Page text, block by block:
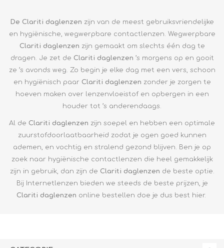
De Clariti daglenzen zijn van de meest gebruiksvriendelijke
en hygiënische, wegwerpbare contactlenzen. Wegwerpbare
Clariti daglenzen zijn gemaakt om slechts één dag te
dragen. Je zet de Clariti daglenzen ’s morgens op en gooit
ze ’s avonds weg. Zo begin je elke dag met een vers, schoon
en hygiënisch paar Clariti daglenzen zonder je zorgen te
hoeven maken over lenzenvloeistof en opbergen in een
houder tot ’s anderendaags.
Al de Clariti daglenzen zijn soepel en hebben een optimale
zuurstofdoorlaatbaarheid zodat je ogen goed kunnen
ademen, en vochtig en stralend gezond blijven. Ben je op
zoek naar hygiënische contactlenzen die heel gemakkelijk
zijn in gebruik, dan zijn de Clariti daglenzen de beste optie.
Bij Internetlenzen bieden we steeds de beste prijzen, je
Clariti daglenzen online bestellen doe je dus best hier.